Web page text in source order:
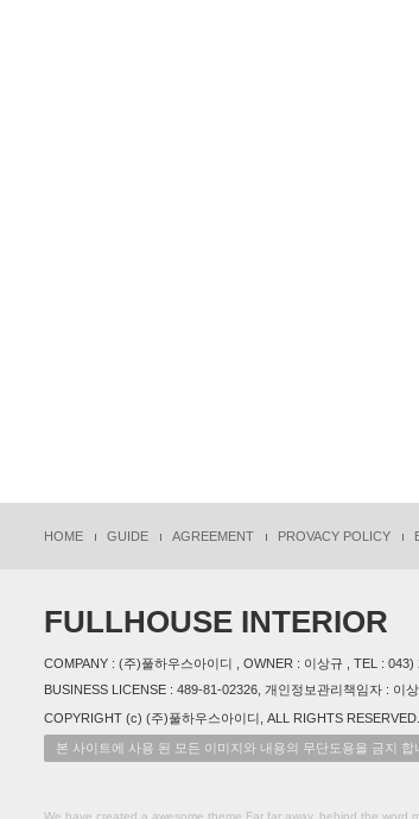
HOME GUIDE AGREEMENT PROVACY POLICY
FULLHOUSE INTERIOR
COMPANY : (주)풀하우스아이디 , OWNER : 이상규 , TEL :
BUSINESS LICENSE : 489-81-02326, 개인정보관리책임자 : 이
COPYRIGHT (c) (주)풀하우스아이디, ALL RIGHTS
본 사이트에 사용 된 모든 이미지와 내용의 무단도용을 금지 합